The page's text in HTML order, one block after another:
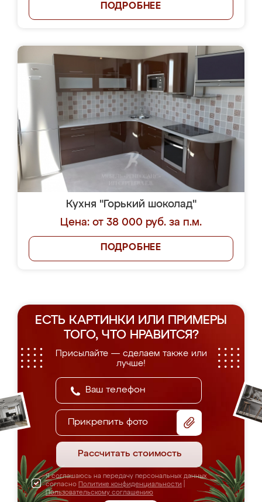
ПОДРОБНЕЕ
Кухня "Горький шоколад"
Цена: от 38 000 руб. за п.м.
ПОДРОБНЕЕ
ЕСТЬ КАРТИНКИ ИЛИ ПРИМЕРЫ
ТОГО, ЧТО НРАВИТСЯ?
Присылайте — сделаем также или
лучше!
Прикрепить фото
Рассчитать стоимость
Я соглашаюсь на передачу персональных данных
согласно Политике конфиденциальности
Пользовательскому соглашению